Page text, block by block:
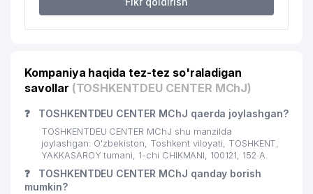
Kompaniya haqida tez-tez so'raladigan
savollar (TOSHKENTDEU CENTER MChJ)
❓ TOSHKENTDEU CENTER MChJ qaerda joylashgan?
TOSHKENTDEU CENTER MChJ shu manzilda
joylashgan: O'zbekiston, Toshkent viloyati, TOSHKENT,
YAKKASAROY tumani, 1-chi CHIKMANI, 100121, 152 А.
❓
TOSHKENTDEU CENTER MChJ qanday borish
mumkin?